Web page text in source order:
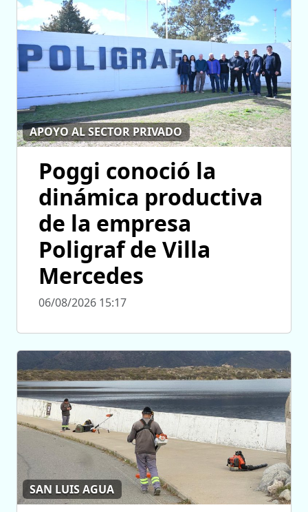
APOYO AL SECTOR PRIVADO
Poggi conoció la
dinámica productiva
de la empresa
Poligraf de Villa
Mercedes
06/08/2026 15:17
SAN LUIS AGUA